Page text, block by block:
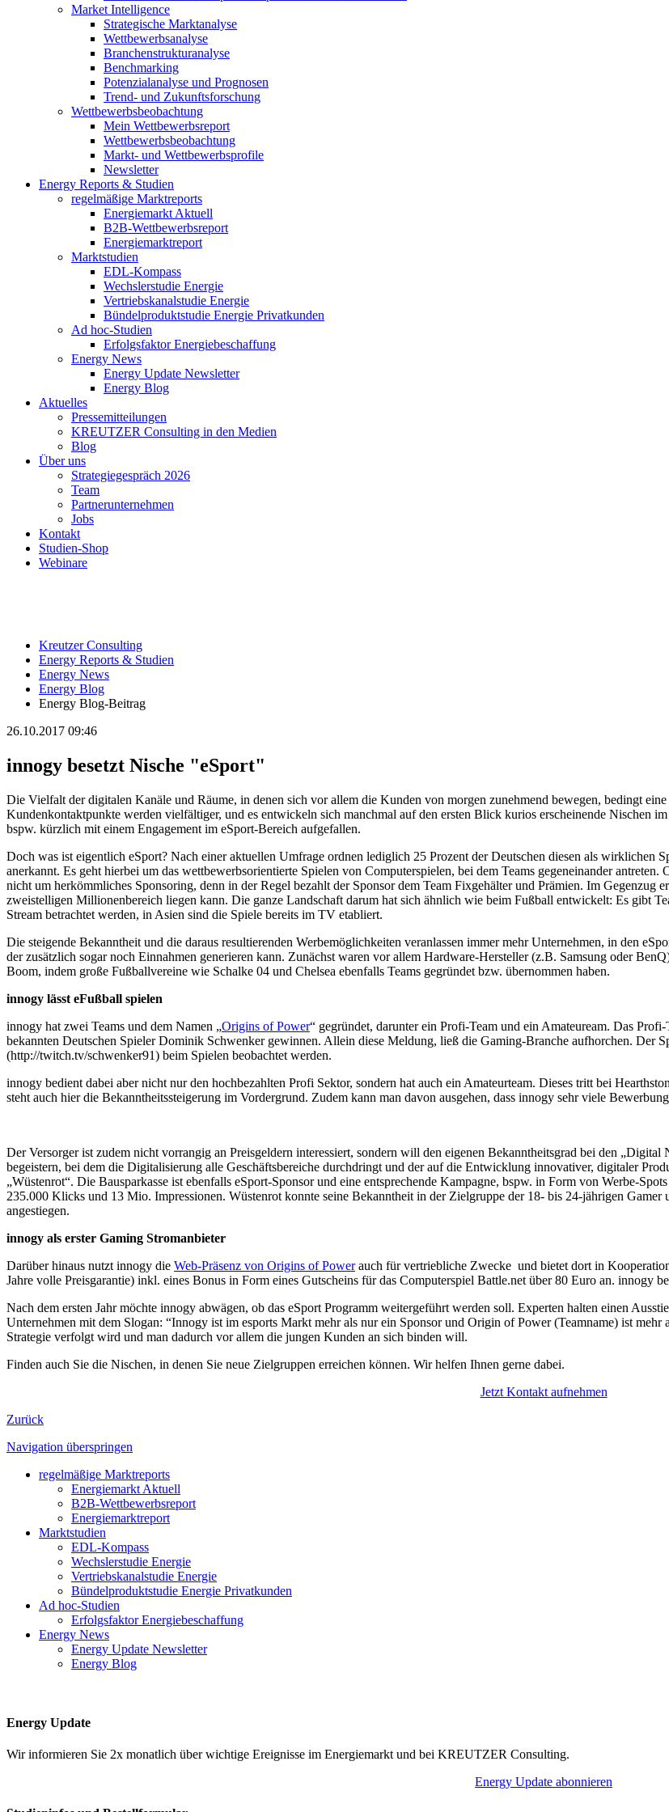
Market Intelligence
Strategische Marktanalyse
Wettbewerbsanalyse
Branchenstrukturanalyse
Benchmarking
Potenzialanalyse und Prognosen
Trend- und Zukunftsforschung
Wettbewerbs­beobachtung
Mein Wettbewerbsreport
Wettbewerbsbeobachtung
Markt- und Wettbewerbsprofile
Newsletter
Energy Reports & Studien
regelmäßige Marktreports
Energiemarkt Aktuell
B2B-Wettbewerbsreport
Energiemarktreport
Marktstudien
EDL-Kompass
Wechslerstudie Energie
Vertriebskanalstudie Energie
Bündelproduktstudie Energie Privatkunden
Ad hoc-Studien
Erfolgsfaktor Energiebeschaffung
Energy News
Energy Update Newsletter
Energy Blog
Aktuelles
Pressemitteilungen
KREUTZER Consulting in den Medien
Blog
Über uns
Strategiegespräch 2026
Team
Partnerunternehmen
Jobs
Kontakt
Studien-Shop
Webinare
Kreutzer Consulting
Energy Reports & Studien
Energy News
Energy Blog
Energy Blog-Beitrag
26.10.2017 09:46
innogy besetzt Nische "eSport"
Die Vielfalt der digitalen Kanäle und Räume, in denen sich vor allem die Kunden von morgen zunehmend bewegen, bedingt
Kundenkontaktpunkte werden vielfältiger, und es entwickeln sich manchmal auf den ersten Blick kurios erscheinende Nischen
bspw. kürzlich mit einem Engagement im eSport-Bereich aufgefallen.
Doch was ist eigentlich eSport? Nach einer aktuellen Umfrage ordnen lediglich 25 Prozent der Deutschen diesen als wirklichen
anerkannt. Es geht hierbei um das wettbewerbsorientierte Spielen von Computerspielen, bei dem Teams gegeneinander
nicht um herkömmliches Sponsoring, denn in der Regel bezahlt der Sponsor dem Team Fixgehälter und Prämien. Im Gegenzug
zweistelligen Millionenbereich liegen kann. Die ganze Landschaft darum hat sich ähnlich wie beim Fußball entwickelt: Es gibt
Stream betrachtet werden, in Asien sind die Spiele bereits im TV etabliert.
Die steigende Bekanntheit und die daraus resultierenden Werbemöglichkeiten veranlassen immer mehr Unternehmen, in den
der zusätzlich sogar noch Einnahmen generieren kann. Zunächst waren vor allem Hardware-Hersteller (z.B. Samsung oder
Boom, indem große Fußballvereine wie Schalke 04 und Chelsea ebenfalls Teams gegründet bzw. übernommen haben.
innogy lässt eFußball spielen
innogy hat zwei Teams und dem Namen „Origins of Power“ gegründet, darunter ein Profi-Team und ein Amateuream. Das
bekannten Deutschen Spieler Dominik Schwenker gewinnen. Allein diese Meldung, ließ die Gaming-Branche aufhorchen. Der
(http://twitch.tv/schwenker91) beim Spielen beobachtet werden.
innogy bedient dabei aber nicht nur den hochbezahlten Profi Sektor, sondern hat auch ein Amateurteam. Dieses tritt bei
steht auch hier die Bekanntheitssteigerung im Vordergrund. Zudem kann man davon ausgehen, dass innogy sehr viele
Der Versorger ist zudem nicht vorrangig an Preisgeldern interessiert, sondern will den eigenen Bekanntheitsgrad bei den
begeistern, bei dem die Digitalisierung alle Geschäftsbereiche durchdringt und der auf die Entwicklung innovativer, digitaler
„Wüstenrot“. Die Bausparkasse ist ebenfalls eSport-Sponsor und eine entsprechende Kampagne, bspw. in Form von Werbe-
235.000 Klicks und 13 Mio. Impressionen. Wüstenrot konnte seine Bekanntheit in der Zielgruppe der 18- bis 24-jährigen
angestiegen.
innogy als erster Gaming Stromanbieter
Darüber hinaus nutzt innogy die Web-Präsenz von Origins of Powerauch für vertriebliche Zwecke und bietet dort in
Jahre volle Preisgarantie) inkl. eines Bonus in Form eines Gutscheins für das Computerspiel Battle.net über 80 Euro an. innogy
Nach dem ersten Jahr möchte innogy abwägen, ob das eSport Programm weitergeführt werden soll. Experten halten einen
Unternehmen mit dem Slogan: “Innogy ist im esports Markt mehr als nur ein Sponsor und Origin of Power (Teamname) ist
Strategie verfolgt wird und man dadurch vor allem die jungen Kunden an sich binden will.
Finden auch Sie die Nischen, in denen Sie neue Zielgruppen erreichen können. Wir helfen Ihnen gerne dabei.
Jetzt Kontakt aufnehmen
Zurück
Navigation überspringen
regelmäßige Marktreports
Energiemarkt Aktuell
B2B-Wettbewerbsreport
Energiemarktreport
Marktstudien
EDL-Kompass
Wechslerstudie Energie
Vertriebskanalstudie Energie
Bündelproduktstudie Energie Privatkunden
Ad hoc-Studien
Erfolgsfaktor Energiebeschaffung
Energy News
Energy Update Newsletter
Energy Blog
Energy Update
Wir informieren Sie 2x monatlich über wichtige Ereignisse im Energiemarkt und bei KREUTZER Consulting.
Energy Update abonnieren